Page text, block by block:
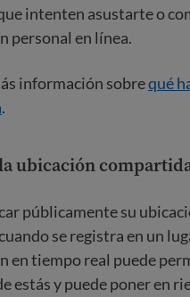
intenten asustarte o
personal en línea.
información sobrequé
.
ubicación
públicamente su
se registra en un
en tiempo real puede
estás y puede poner en